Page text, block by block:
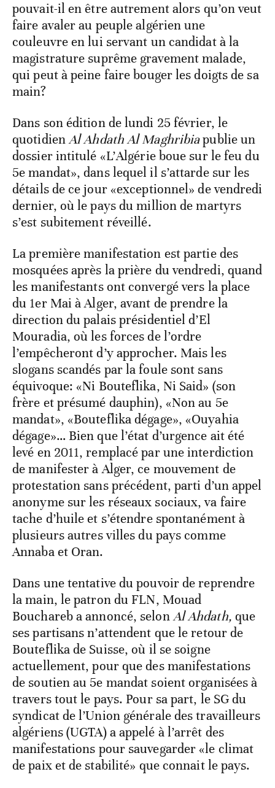
pouvait-il en être autrement alors qu’on veut
faire avaler au peuple algérien une
couleuvre en lui servant un candidat à la
magistrature suprême gravement malade,
qui peut à peine faire bouger les doigts de sa
main?
Dans son édition de lundi 25 février, le
quotidienAl Ahdath Al Maghribiapublie un
dossier intitulé «L’Algérie boue sur le feu du
5e mandat», dans lequel il s’attarde sur les
détails de ce jour «exceptionnel» de vendredi
dernier, où le pays du million de martyrs
s’est subitement réveillé.
La première manifestation est partie des
mosquées après la prière du vendredi, quand
les manifestants ont convergé vers la place
du 1er Mai à Alger, avant de prendre la
direction du palais présidentiel d’El
Mouradia, où les forces de l’ordre
l’empêcheront d’y approcher. Mais les
slogans scandés par la foule sont sans
équivoque: «Ni Bouteflika, Ni Said» (son
frère et présumé dauphin), «Non au 5e
mandat», «Bouteflika dégage», «Ouyahia
dégage»… Bien que l’état d’urgence ait été
levé en 2011, remplacé par une interdiction
de manifester à Alger, ce mouvement de
protestation sans précédent, parti d’un appel
anonyme sur les réseaux sociaux, va faire
tache d’huile et s’étendre spontanément à
plusieurs autres villes du pays comme
Annaba et Oran.
Dans une tentative du pouvoir de reprendre
la main, le patron du FLN, Mouad
Bouchareb a annoncé, selonAl Ahdath, que
ses partisans n’attendent que le retour de
Bouteflika de Suisse, où il se soigne
actuellement, pour que des manifestations
de soutien au 5e mandat soient organisées à
travers tout le pays. Pour sa part, le SG du
syndicat de l’Union générale des travailleurs
algériens (UGTA) a appelé à l’arrêt des
manifestations pour sauvegarder «le climat
de paix et de stabilité» que connait le pays.